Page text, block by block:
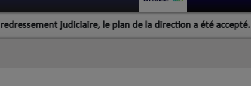
judiciaire, le plan de la direction a été accepté.